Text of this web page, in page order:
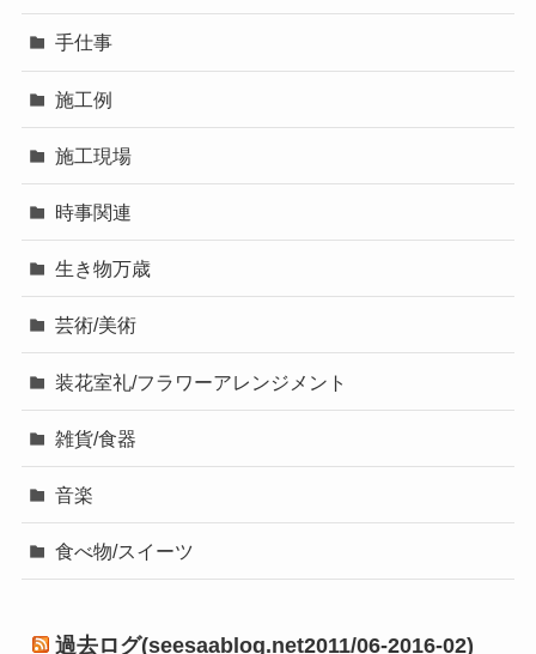
手仕事
施工例
施工現場
時事関連
生き物万歳
芸術/美術
装花室礼/フラワーアレンジメント
雑貨/食器
音楽
食べ物/スイーツ
過去ログ(seesaablog.net2011/06-2016-02)